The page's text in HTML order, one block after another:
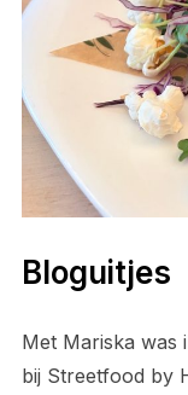
Bloguitjes
Met Mariska was
bij Streetfood by